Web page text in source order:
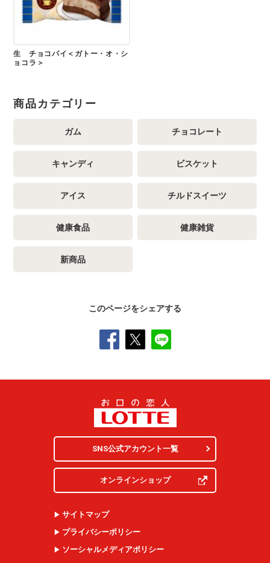
生 チョコパイ＜ガトー・オ・シ
ョコラ＞
商品カテゴリー
ガム チョコレート
キャンディ ビスケット
アイス チルドスイーツ
健康食品 健康雑貨
新商品
このページをシェアする
SNS公式アカウント一覧
オンラインショップ
サイトマップ
プライバシーポリシー
ソーシャルメディアポリシー